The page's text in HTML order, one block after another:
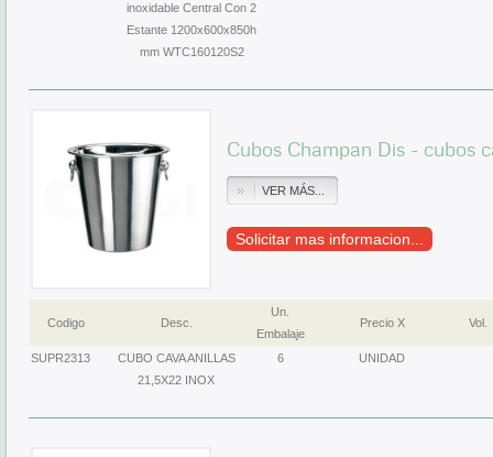
inoxidable Central Con 2
Estante 1200x600x850h
mm WTC160120S2
Cubos Champan Dis - cubos
VER MÁS...
Solicitar mas informacion...
Codigo Desc.
Un.
Embalaje
Precio X Vol.
SUPR2313
CUBO CAVA ANILLAS
21,5X22 INOX
6 UNIDAD